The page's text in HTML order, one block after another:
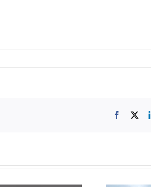
Facebook